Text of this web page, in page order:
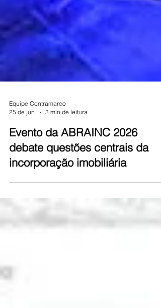
25 de jun.
3 min de leitura
Evento da ABRAINC 2026
debate questões centrais da
incorporação imobiliária